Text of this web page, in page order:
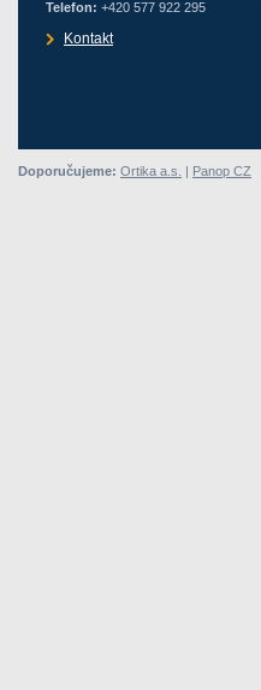
Telefon: +420 577 922 295
Kontakt
Doporučujeme: Ortika a.s. Panop CZ